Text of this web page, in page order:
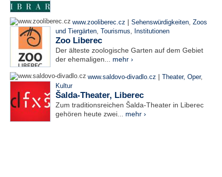
www.zooliberec.cz | Sehenswürdigkeiten Zoos
und Tiergärten Tourismus Institutionen
Zoo Liberec
Der älteste zoologische Garten auf dem Gebiet
der ehemaligen... mehr ›
www.saldovo-divadlo.cz | Theater, Oper,
Kultur
Šalda-Theater, Liberec
Zum traditionsreichen Šalda-Theater in Liberec
gehören heute zwei... mehr ›